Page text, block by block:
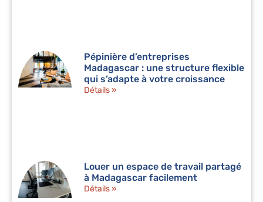
Pépinière d’entreprises
Madagascar : une structure flexible
qui s’adapte à votre croissance
Détails »
Louer un espace de travail partagé
à Madagascar facilement
Détails »